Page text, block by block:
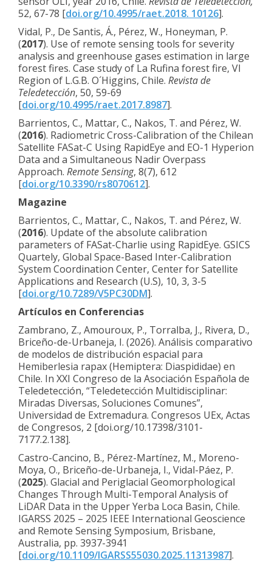
52, 67-78 [doi.org/10.4995/raet.2018. 10126].
Vidal, P., De Santis, Á., Pérez, W., Honeyman, P.
(2017). Use of remote sensing tools for severity
analysis and greenhouse gases estimation in large
forest fires. Case study of La Rufina forest fire, VI
Region of L.G.B. O´Higgins, Chile. Revista de
Teledetección, 50, 59-69
[doi.org/10.4995/raet.2017.8987].
Barrientos, C., Mattar, C., Nakos, T. and Pérez, W.
(2016). Radiometric Cross-Calibration of the Chilean
Satellite FASat-C Using RapidEye and EO-1 Hyperion
Data and a Simultaneous Nadir Overpass
Approach. Remote Sensing, 8(7), 612
[doi.org/10.3390/rs8070612].
Magazine
Barrientos, C., Mattar, C., Nakos, T. and Pérez, W.
(2016). Update of the absolute calibration
parameters of FASat-Charlie using RapidEye. GSICS
Quartely, Global Space-Based Inter-Calibration
System Coordination Center, Center for Satellite
Applications and Research (U.S), 10, 3, 3-5
[doi.org/10.7289/V5PC30DM].
Artículos en Conferencias
Zambrano, Z., Amouroux, P., Torralba, J., Rivera, D.,
Briceño-de-Urbaneja, I. (2026). Análisis comparativo
de modelos de distribución espacial para
Hemiberlesia rapax (Hemiptera: Diaspididae) en
Chile. In XXI Congreso de la Asociación Española de
Teledetección, “Teledetección Multidisciplinar:
Miradas Diversas, Soluciones Comunes”,
Universidad de Extremadura. Congresos UEx, Actas
de Congresos, 2 [doi.org/10.17398/3101-
7177.2.138].
Castro-Cancino, B., Pérez-Martínez, M., Moreno-
Moya, O., Briceño-de-Urbaneja, I., Vidal-Páez, P.
(2025). Glacial and Periglacial Geomorphological
Changes Through Multi-Temporal Analysis of
LiDAR Data in the Upper Yerba Loca Basin, Chile.
IGARSS 2025 – 2025 IEEE International Geoscience
and Remote Sensing Symposium, Brisbane,
Australia, pp. 3937-3941
[doi.org/10.1109/IGARSS55030.2025.11313987].